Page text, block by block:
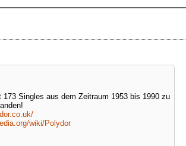
173 Singles aus dem Zeitraum 1953 bis 1990 zu
wiki/Polydor